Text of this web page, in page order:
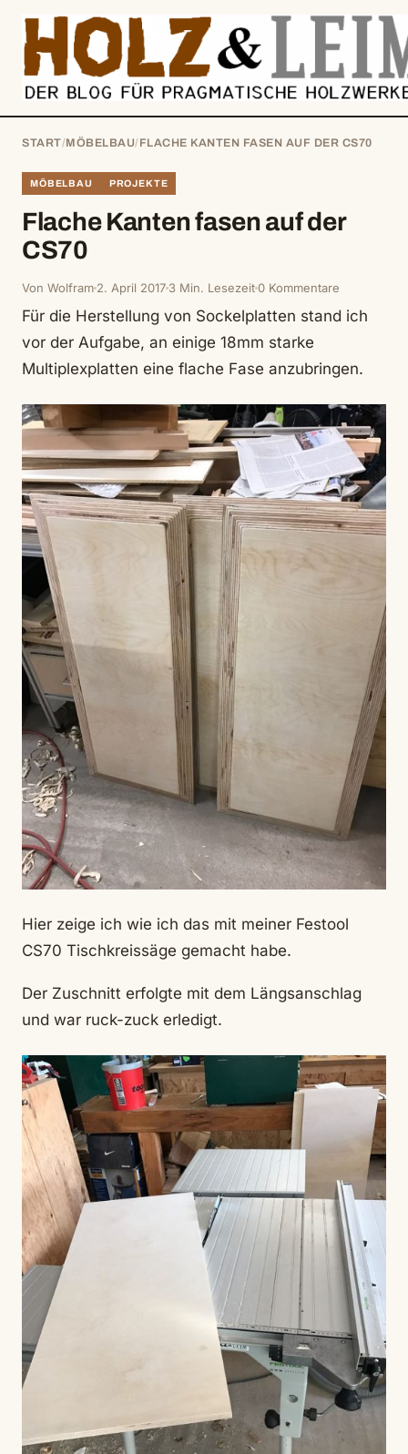
springen
START/MÖBELBAU/FLACHE KANTEN FASEN AUF DER CS70
MÖBELBAU PROJEKTE
Flache Kanten fasen auf der
CS70
Von Wolfram 2. April 2017 3 Min. Lesezeit0 Kommentare
Für die Herstellung von Sockelplatten stand ich
vor der Aufgabe, an einige 18mm starke
Multiplexplatten eine flache Fase anzubringen.
Hier zeige ich wie ich das mit meiner Festool
CS70 Tischkreissäge gemacht habe.
Der Zuschnitt erfolgte mit dem Längsanschlag
und war ruck-zuck erledigt.